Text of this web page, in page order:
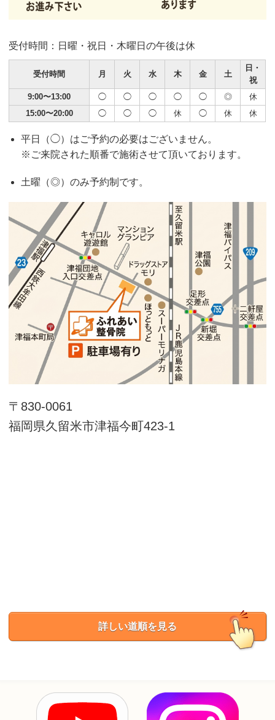
受付時間：日曜・祝日・木曜日の午後は休
受付時間 月 火 水 木 金 土
日・
祝
9:00〜13:00
◯ ◯ ◯ ◯ ◯ ◎
休
15:00〜20:00
◯ ◯ ◯ 休 ◯ 休 休
平日（◯）はご予約の必要はございません。
※ご来院された順番で施術させて頂いております。
土曜（◎）のみ予約制です。
〒830-0061
福岡県久留米市津福今町423-1
詳しい道順を見る